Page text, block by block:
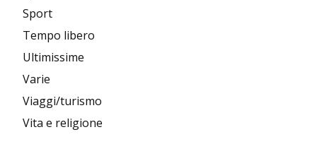
Sport
Tempo libero
Ultimissime
Varie
Viaggi/turismo
Vita e religione